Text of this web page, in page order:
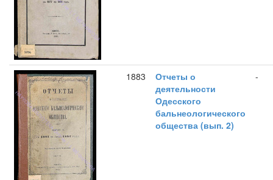
1883
Отчеты о
деятельности
Одесского
бальнеологического
общества (вып. 2)
-